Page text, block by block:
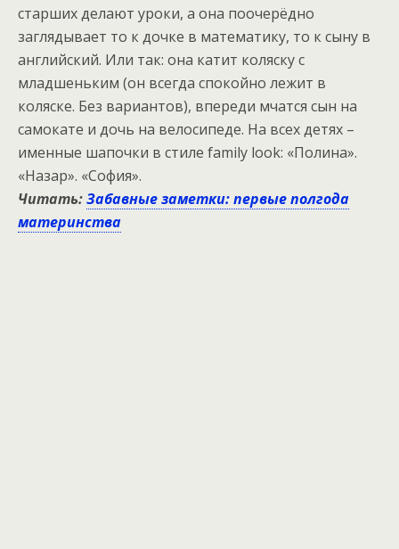
старших делают уроки, а она поочерёдно
заглядывает то к дочке в математику, то к сыну в
английский. Или так: она катит коляску с
младшеньким (он всегда спокойно лежит в
коляске. Без вариантов), впереди мчатся сын на
самокате и дочь на велосипеде. На всех детях –
именные шапочки в стиле family look: «Полина».
«Назар». «София».
Читать:Забавные заметки: первые полгода
материнства